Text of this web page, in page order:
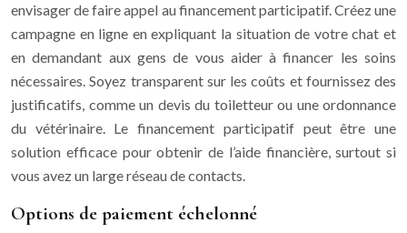
envisager de faire appel au financement participatif. Créez une
campagne en ligne en expliquant la situation de votre chat et
en demandant aux gens de vous aider à financer les soins
nécessaires. Soyez transparent sur les coûts et fournissez des
justificatifs, comme un devis du toiletteur ou une ordonnance
du vétérinaire. Le financement participatif peut être une
solution efficace pour obtenir de l’aide financière, surtout si
vous avez un large réseau de contacts.
Options de paiement échelonné